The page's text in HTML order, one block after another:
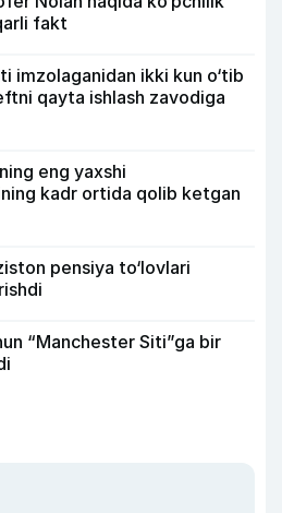
fakt
imzolaganidan ikki kun o‘tib
qayta ishlash zavodiga
eng yaxshi
kadr ortida qolib ketgan
pensiya to‘lovlari
“Manchester Siti”ga bir